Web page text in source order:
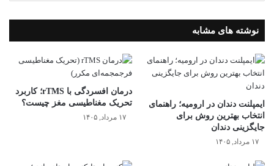
نوشته های مشابه
ایمپلنت دندان در ارومیه؛ راهنمای
انتخاب بهترین روش برای
جایگزینی دندان
۱۷ مرداد, ۱۴۰۵
درمان افسردگی با rTMS؛ کاربرد
تحریک مغناطیسی مغز چیست؟
۱۷ مرداد, ۱۴۰۵